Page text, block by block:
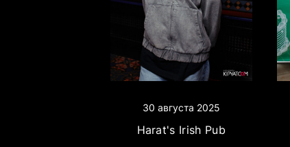
30 августа 2025
Harat's Irish Pub